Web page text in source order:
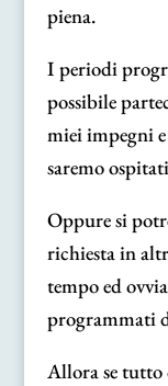
piena.
I periodi
possibile
miei impegni
saremo
Oppure si
richiesta in
tempo ed
programmati
Allora se tutto